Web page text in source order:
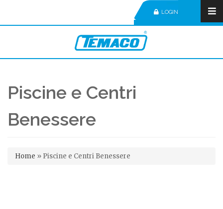
LOGIN
Piscine e Centri
Benessere
Tu sei qui
Home » Piscine e Centri Benessere